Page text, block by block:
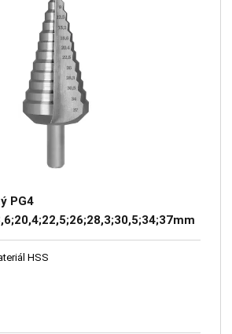
PG4
HSS